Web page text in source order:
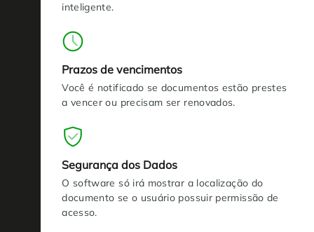
inteligente.
Prazos de vencimentos
Você é notificado se documentos estão prestes
a vencer ou precisam ser renovados.
Segurança dos Dados
O software só irá mostrar a localização do
documento se o usuário possuir permissão de
acesso.